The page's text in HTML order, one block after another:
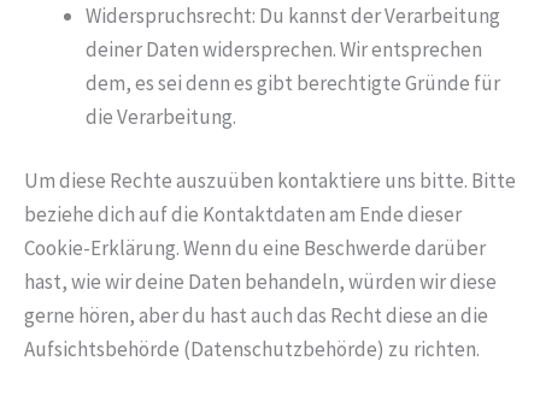
Widerspruchsrecht: Du kannst der Verarbeitung
deiner Daten widersprechen. Wir entsprechen
dem, es sei denn es gibt berechtigte Gründe für
die Verarbeitung.
Um diese Rechte auszuüben kontaktiere uns bitte. Bitte
beziehe dich auf die Kontaktdaten am Ende dieser
Cookie-Erklärung. Wenn du eine Beschwerde darüber
hast, wie wir deine Daten behandeln, würden wir diese
gerne hören, aber du hast auch das Recht diese an die
Aufsichtsbehörde (Datenschutzbehörde) zu richten.